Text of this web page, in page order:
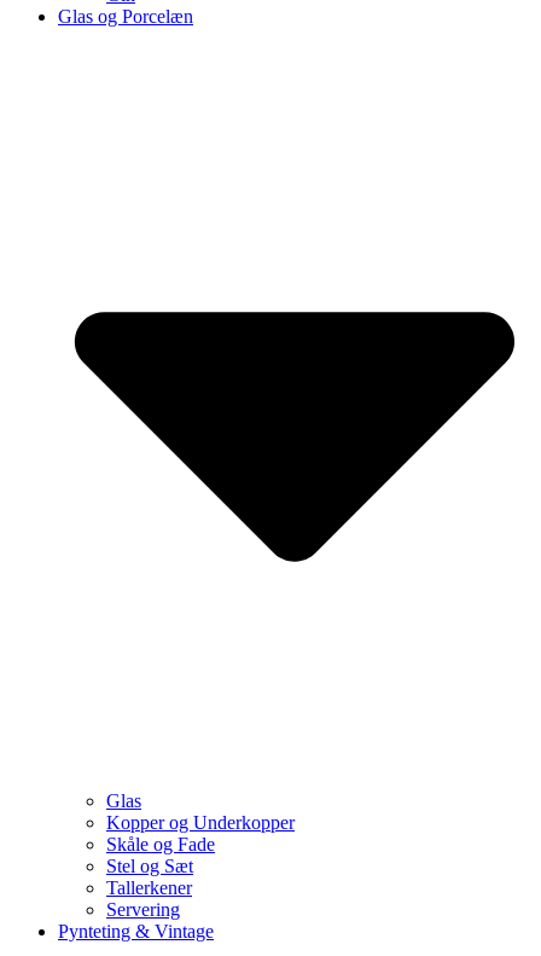
Glas og Porcelæn
Glas
Kopper og Underkopper
Skåle og Fade
Stel og Sæt
Tallerkener
Servering
Pynteting & Vintage